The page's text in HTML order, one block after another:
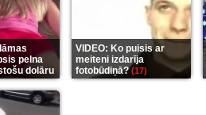
pelna
dolāru
VIDEO: Ko puisis ar
meiteni izdarīja
fotobūdiņā?(17)